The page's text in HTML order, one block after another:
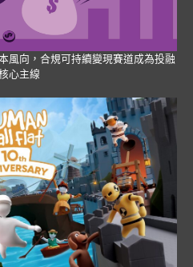
風向，合規可持續變現賽道成為投融
心主線